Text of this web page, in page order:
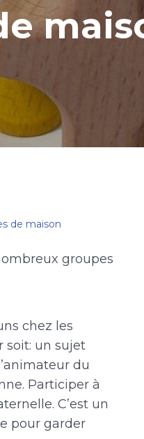
de maison
groupes
chez les
soit: un sujet
du
Participer à
C’est un
pour garder